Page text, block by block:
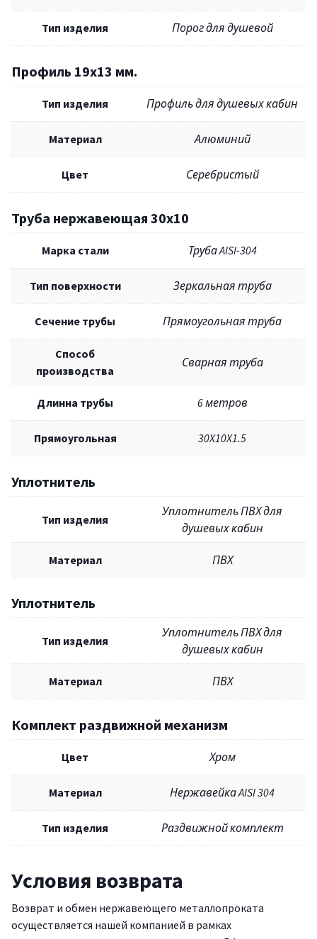
Тип изделия Порог для душевой
Профиль 19х13 мм.
Тип изделия Профиль для душевых кабин
Материал Алюминий
Цвет Серебристый
Труба нержавеющая 30x10
Марка стали Труба AISI-304
Тип поверхности Зеркальная труба
Сечение трубы Прямоугольная труба
Способ
производства
Сварная труба
Длинна трубы 6 метров
Прямоугольная 30X10X1.5
Уплотнитель
Тип изделия
Уплотнитель ПВХ для
душевых кабин
Материал ПВХ
Уплотнитель
Тип изделия
Уплотнитель ПВХ для
душевых кабин
Материал ПВХ
Комплект раздвижной механизм
Цвет Хром
Материал Нержавейка AISI 304
Тип изделия Раздвижной комплект
Условия возврата
Возврат и обмен нержавеющего металлопроката
осуществляется нашей компанией в рамках